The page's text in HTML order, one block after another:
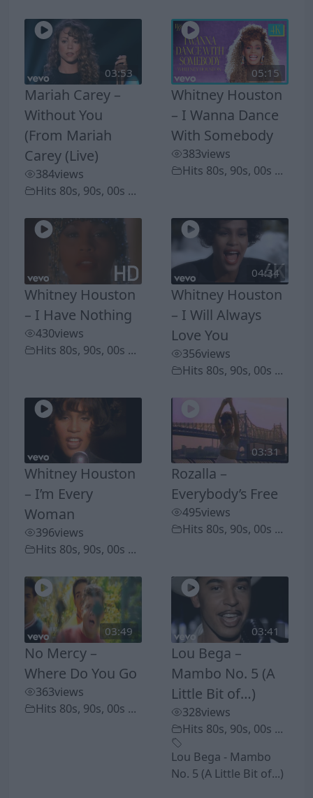
03:53
Mariah Carey –
Without You
(From Mariah
Carey (Live)
384views
Hits 80s, 90s, 00s ...
05:15
Whitney Houston
– I Wanna Dance
With Somebody
383views
Hits 80s, 90s, 00s ...
Whitney Houston
– I Have Nothing
430views
Hits 80s, 90s, 00s ...
04:34
Whitney Houston
– I Will Always
Love You
356views
Hits 80s, 90s, 00s ...
Whitney Houston
– I’m Every
Woman
396views
Hits 80s, 90s, 00s ...
03:31
Rozalla –
Everybody’s Free
495views
Hits 80s, 90s, 00s ...
03:49
No Mercy –
Where Do You Go
363views
Hits 80s, 90s, 00s ...
03:41
Lou Bega –
Mambo No. 5 (A
Little Bit of…)
328views
Hits 80s, 90s, 00s ...
Lou Bega - Mambo
No. 5 (A Little Bit of...)